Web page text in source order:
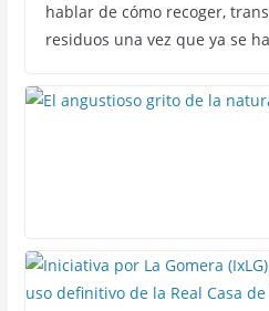
hablar de cómo recoger,
residuos una vez que ya se